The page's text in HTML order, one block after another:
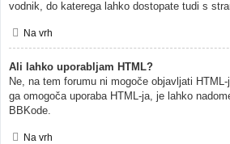
vodnik, do katerega lahko dostopate tudi s
Na vrh
Ali lahko uporabljam HTML?
Ne, na tem forumu ni mogoče objavljati
ga omogoča uporaba HTML-ja, je lahko
BBKode.
Na vrh